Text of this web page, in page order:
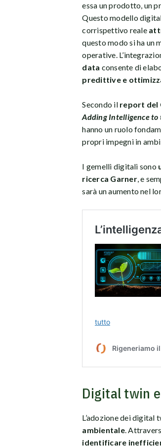
essa un prodotto, un
Questo modello
corrispettivo reale
questo modo si ha un
operative.
data consente di
predittive e
Secondo il report del
Adding Intelligence to
hanno un ruolo
propri impegni in
I gemelli digitali sono
ricerca Garner, e
sarà un aumento nel
Digital twin
L’adozione dei digital
ambientale.
identificare